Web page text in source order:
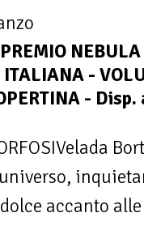
PREMIO NEBULA
-
-
accanto